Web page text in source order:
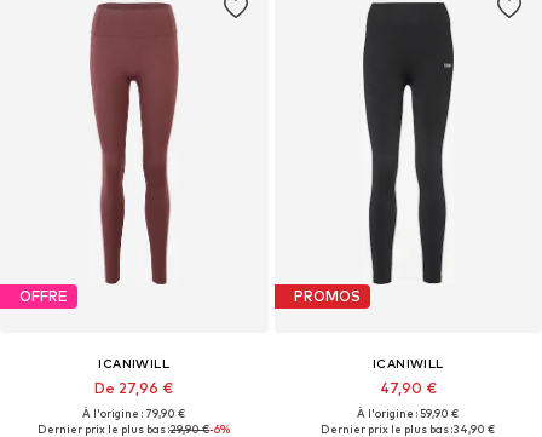
OFFRE
ICANIWILL
De 27,96 €
À l'origine : 79,90 €
Dernier prix le plus bas :29,90 €-6%
PROMOS
ICANIWILL
47,90 €
À l'origine : 59,90 €
Dernier prix le plus bas :34,90 €